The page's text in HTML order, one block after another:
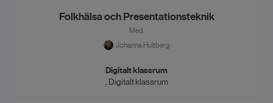
Folkhälsa och Presentationsteknik
Med:
Johanna Hultberg
Digitalt klassrum
, Digitalt klassrum